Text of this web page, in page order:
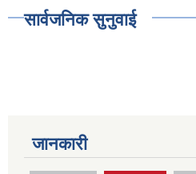
सार्वजनिक सुनुवाई
जानकारी